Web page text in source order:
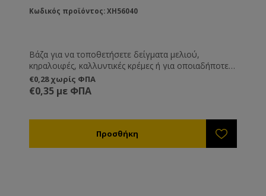
Κωδικός προϊόντος: XH56040
Βάζα για να τοποθετήσετε δείγματα μελιού,
κηραλοιφές, καλλυντικές κρέμες ή για οποιαδήποτε
άλλη χρήση εσείς επιθυμείτε.
€0,28 χωρίς ΦΠΑ
€0,35 με ΦΠΑ